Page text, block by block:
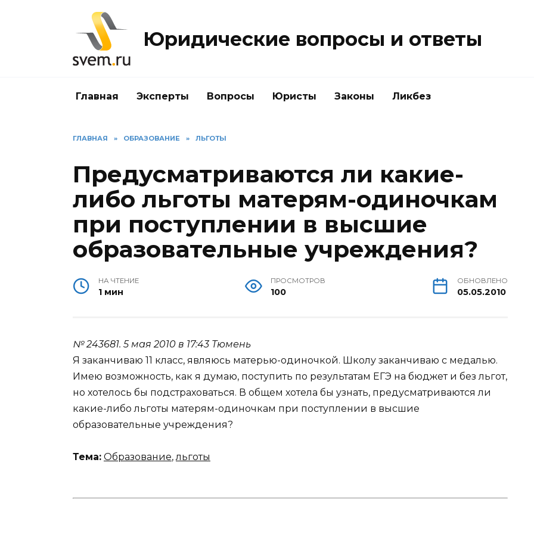
Юридические вопросы и ответы
Главная Эксперты Вопросы Юристы Законы Ликбез
ГЛАВНАЯ » ОБРАЗОВАНИЕ » ЛЬГОТЫ
Предусматриваются ли какие-
либо льготы матерям-одиночкам
при поступлении в высшие
образовательные учреждения?
НА ЧТЕНИЕ
1 мин
ПРОСМОТРОВ
100
ОБНОВЛЕНО
05.05.2010
№ 243681. 5 мая 2010 в 17:43 Тюмень
Я заканчиваю 11 класс, являюсь матерью-одиночкой. Школу заканчиваю с медалью.
Имею возможность, как я думаю, поступить по результатам ЕГЭ на бюджет и без льгот,
но хотелось бы подстраховаться. В общем хотела бы узнать, предусматриваются ли
какие-либо льготы матерям-одиночкам при поступлении в высшие
образовательные учреждения?
Тема: Образование,льготы